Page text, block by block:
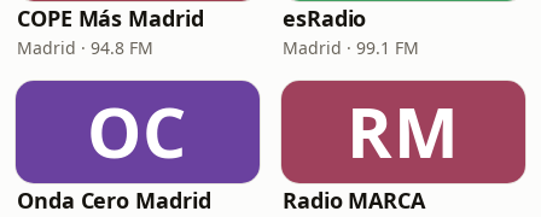
COPE Más Madrid
Madrid · 94.8 FM
esRadio
Madrid · 99.1 FM
OC
Onda Cero Madrid
RM
Radio MARCA